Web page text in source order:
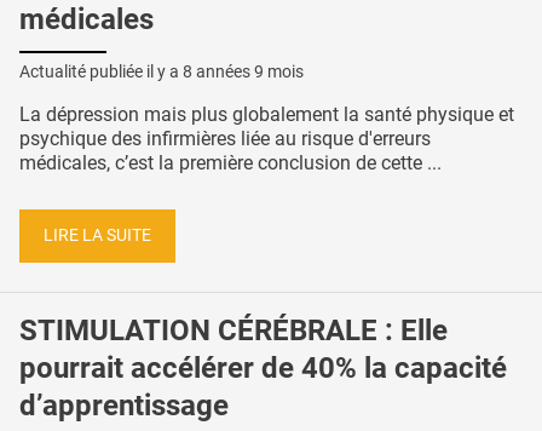
médicales
Actualité publiée il y a 8 années 9 mois
La dépression mais plus globalement la santé physique et
psychique des infirmières liée au risque d'erreurs
médicales, c’est la première conclusion de cette ...
LIRE LA SUITE
STIMULATION CÉRÉBRALE : Elle
pourrait accélérer de 40% la capacité
d’apprentissage